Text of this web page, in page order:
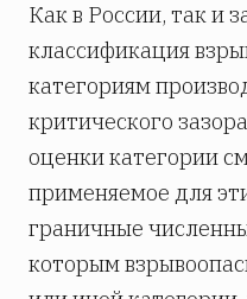
Как в России, так и
классификация
категориям
критического
оценки категории
применяемое для
граничные
которым